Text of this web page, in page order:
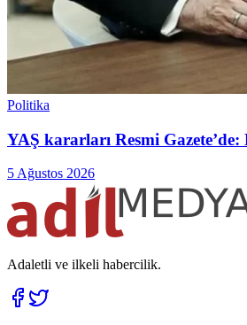
Politika
YAŞ kararları Resmi
5 Ağustos 2026
Adaletli ve ilkeli habercilik.